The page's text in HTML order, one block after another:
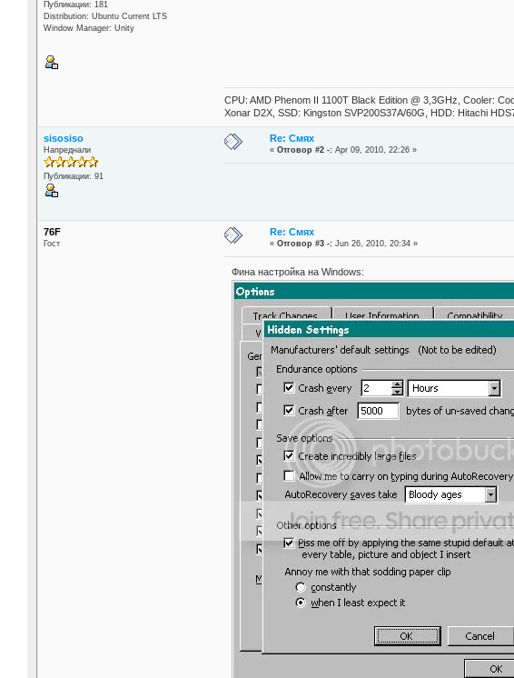
Публикации: 181
Distribution: Ubuntu Current LTS
Window Manager: Unity
CPU: AMD Phenom II 1100T Black Edition @ 3,3GHz, Cooler:
Xonar D2X, SSD: Kingston SVP200S37A/60G, HDD: Hitachi
sisosiso
Напреднали
Публикации: 91
Re: Смях
«Отговор #2 -: Apr 09, 2010, 22:26 »
76F
Гост
Re: Смях
«Отговор #3 -: Jun 26, 2010, 20:34 »
Фина настройка на Windows: